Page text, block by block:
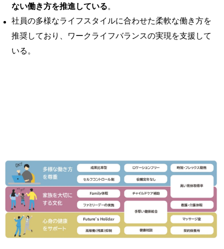
ない働き方を推進している。 ​
社員の多様なライフスタイルに合わせた柔軟な働き方を
推奨しており、ワークライフバランスの実現を支援して
いる。